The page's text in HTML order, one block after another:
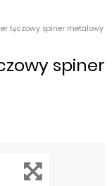
tęczowy spiner metalowy
spiner